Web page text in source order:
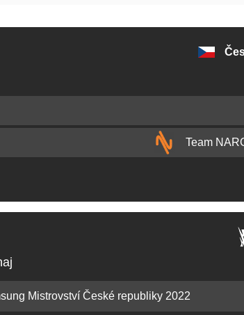
Team
Mistrovství České republiky 2022